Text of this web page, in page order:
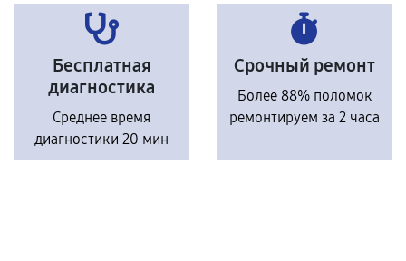
Бесплатная
диагностика
Среднее время
диагностики 20 мин
Срочный ремонт
Более 88% поломок
ремонтируем за 2 часа